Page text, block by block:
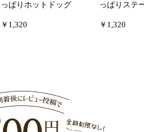
っぱりホットドッグ
￥1,320
っぱりステーキ
￥1,320